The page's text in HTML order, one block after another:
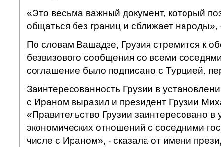
«Это весьма важный документ, который
общаться без границ и сближает народы»,
По словам Вашадзе, Грузия стремится к
безвизового сообщения со всеми
соглашение было подписано с Турцией,
Заинтересованность Грузии в
с Ираном выразил и президент Грузии
«Правительство Грузии заинтересовано в
экономических отношений с соседними
числе с Ираном», - сказала от имени